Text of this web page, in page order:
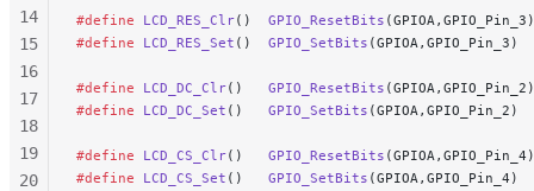
#define LCD_RES_Clr() GPIO_ResetBits (GPIOA,GPIO_Pin_3)
#define LCD_RES_Set () GPIO_SetBits (GPIOA,GPIO_Pin_3)
#define LCD_DC_Clr() GPIO_ResetBits (GPIOA,GPIO_Pin_2)
#define LCD_DC_Set () GPIO_SetBits (GPIOA,GPIO_Pin_2)
#define LCD_CS_Clr() GPIO_ResetBits (GPIOA,GPIO_Pin_4)
#define LCD_CS_Set () GPIO_SetBits (GPIOA,GPIO_Pin_4)
14
15
16
17
18
19
20